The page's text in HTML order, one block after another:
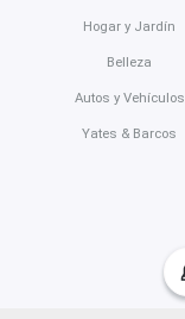
Hogar y Jardín
Belleza
Autos y Vehículos
Yates & Barcos